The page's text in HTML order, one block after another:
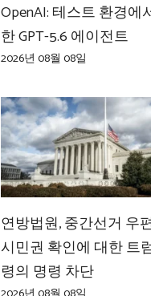
OpenAI: 테스트 환경에
한 GPT-5.6 에이전트
2026년 08월 08일
연방법원, 중간선거 우
시민권 확인에 대한 트
령의 명령 차단